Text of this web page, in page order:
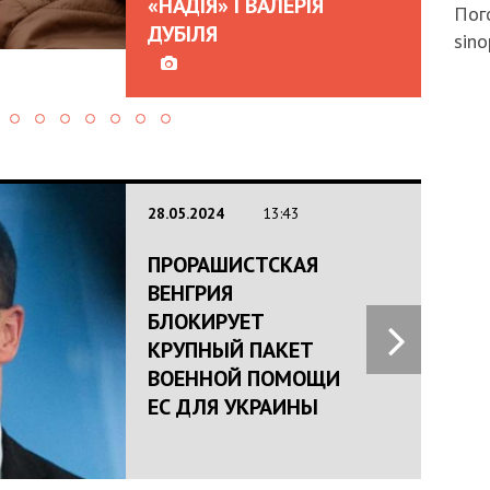
ДУБІЛЯ
28.05.2024 13:43
ПРОРАШИСТСКАЯ
ВЕНГРИЯ
БЛОКИРУЕТ
КРУПНЫЙ ПАКЕТ
ВОЕННОЙ ПОМОЩИ
ЕС ДЛЯ УКРАИНЫ